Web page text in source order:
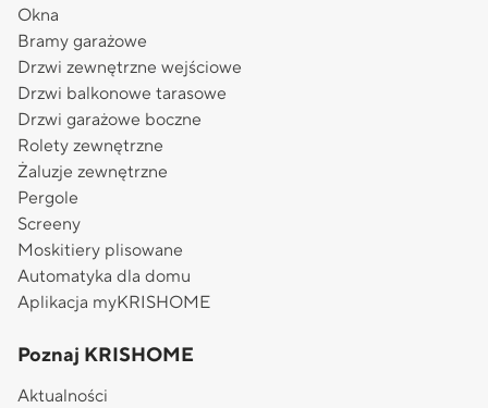
Okna
Bramy garażowe
Drzwi zewnętrzne wejściowe
Drzwi balkonowe tarasowe
Drzwi garażowe boczne
Rolety zewnętrzne
Żaluzje zewnętrzne
Pergole
Screeny
Moskitiery plisowane
Automatyka dla domu
Aplikacja myKRISHOME
Poznaj KRISHOME
Aktualności